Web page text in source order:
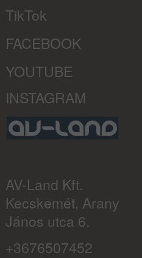
TikTok
FACEBOOK
YOUTUBE
INSTAGRAM
AV-Land Kft.
Kecskemét, Arany
János utca 6.
+3676507452